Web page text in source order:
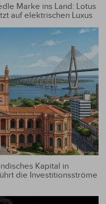
Marke ins Land: Lotus
auf elektrischen Luxus
Kapital in
die Investitionsströme